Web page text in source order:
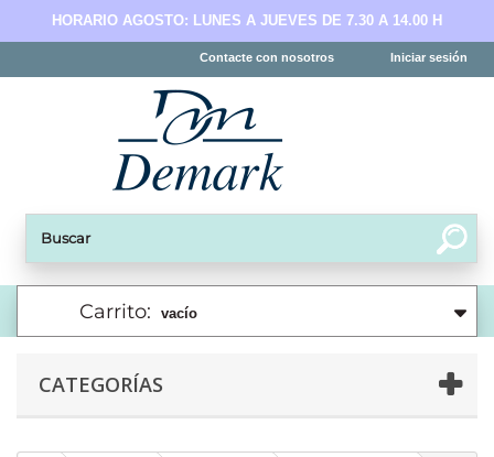
HORARIO AGOSTO: LUNES A JUEVES DE 7.30 A 14.00 H
Iniciar sesión
Contacte con nosotros
Carrito: vacío
CATEGORÍAS